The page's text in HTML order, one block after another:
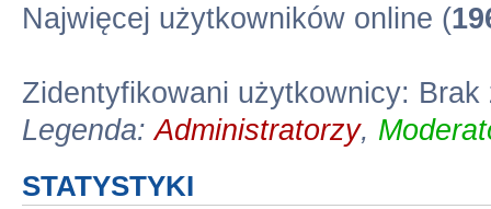
Najwięcej użytkowników online (
Zidentyfikowani użytkownicy:
Legenda:Administratorzy,
STATYSTYKI